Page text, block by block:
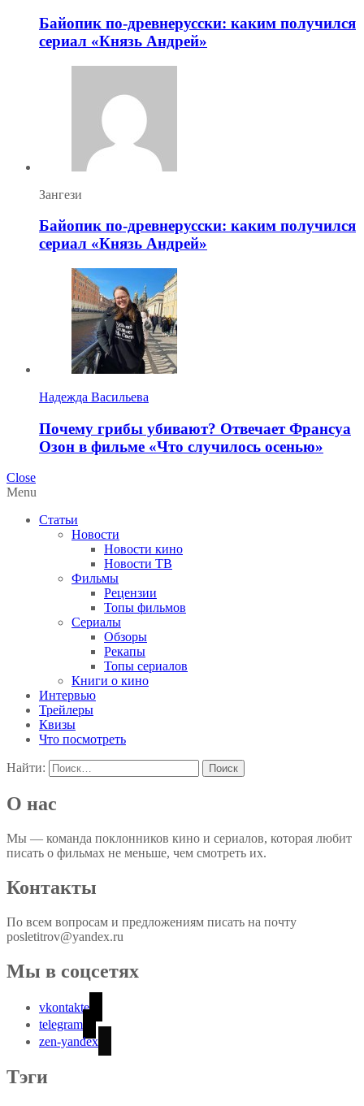
Байопик по-древнерусски: каким получился
сериал «Князь Андрей»
Зангези
Байопик по-древнерусски: каким получился
сериал «Князь Андрей»
Надежда Васильева
Почему грибы убивают? Отвечает Франсуа
Озон в фильме «Что случилось осенью»
Close
Menu
Статьи
Новости
Новости кино
Новости ТВ
Фильмы
Рецензии
Топы фильмов
Сериалы
Обзоры
Рекапы
Топы сериалов
Книги о кино
Интервью
Трейлеры
Квизы
Что посмотреть
Найти:
О нас
Мы — команда поклонников кино и сериалов, которая любит
писать о фильмах не меньше, чем смотреть их.
Контакты
По всем вопросам и предложениям писать на почту
posletitrov@yandex.ru
Мы в соцсетях
vkontakte
telegram
zen-yandex
Тэги